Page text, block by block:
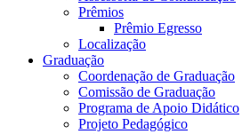
Prêmios
Prêmio Egresso
Localização
Graduação
Coordenação de Graduação
Comissão de Graduação
Programa de Apoio Didático
Projeto Pedagógico